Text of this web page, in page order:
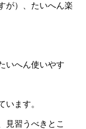
が）、たいへん楽
いへん使いやす
ます。
見習うべきとこ